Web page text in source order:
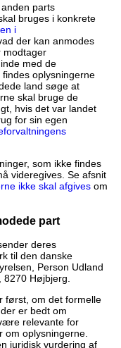
parts
bruges i konkrete
i
der kan anmodes
modtager
med de
oplysningerne
land søge at
skal bruge de
hvis det var landet
for sin egen
som ikke findes
videregives. Se afsnit
ikke skal afgivesom
part
deres
til den danske
Person Udland
8270 Højbjerg.
først, om det formelle
er bedt om
relevante for
om oplysningerne.
juridisk vurdering af